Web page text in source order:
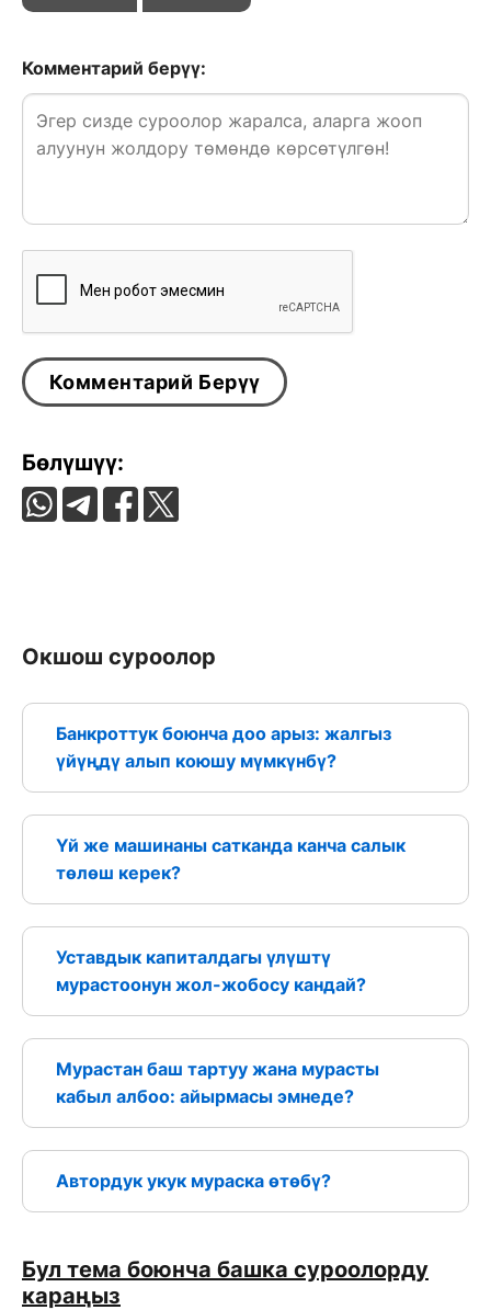
Комментарий берүү:
Бөлүшүү:
Окшош суроолор
Банкроттук боюнча доо арыз: жалгыз
үйүңдү алып коюшу мүмкүнбү?
Үй же машинаны сатканда канча салык
төлөш керек?
Уставдык капиталдагы үлүштү
мурастоонун жол-жобосу кандай?
Мурастан баш тартуу жана мурасты
кабыл албоо: айырмасы эмнеде?
Автордук укук мураска өтөбү?
Бул тема боюнча башка суроолорду
караңыз